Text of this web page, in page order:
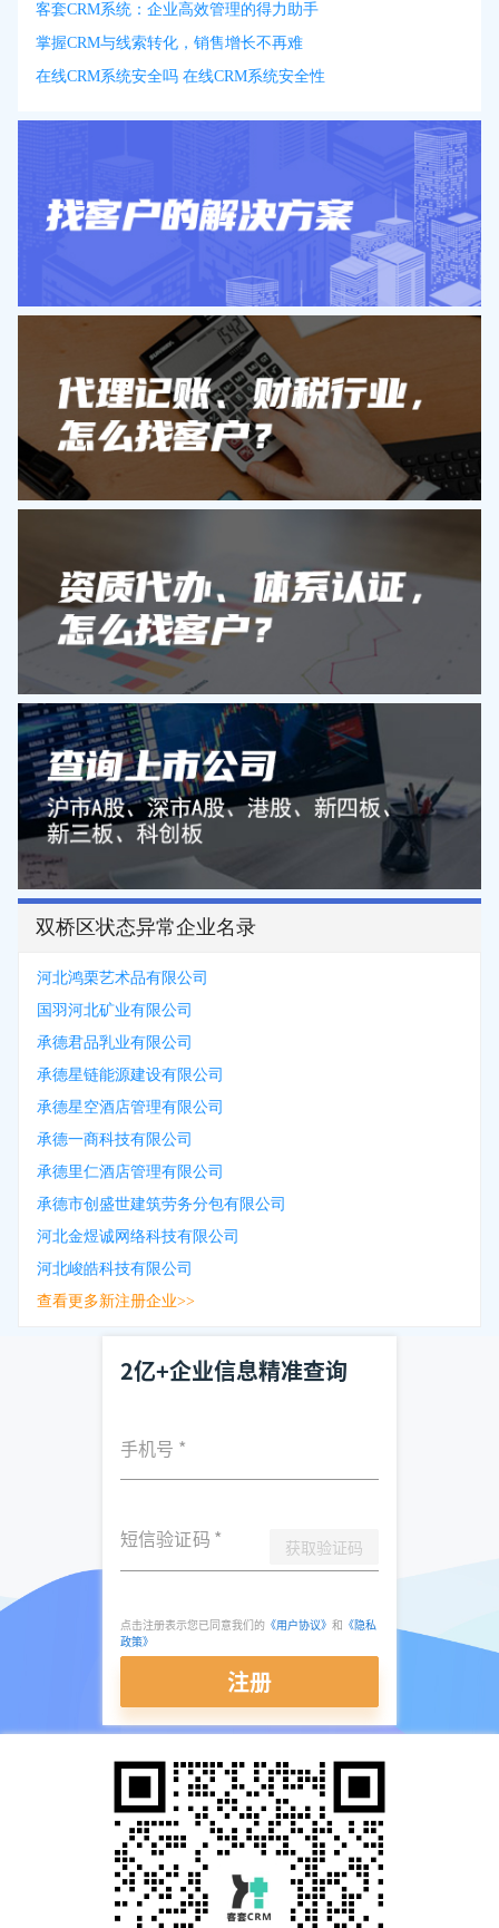
客套CRM系统：企业高效管理的得力助手
掌握CRM与线索转化，销售增长不再难
在线CRM系统安全吗 在线CRM系统安全性
双桥区状态异常企业名录
河北鸿栗艺术品有限公司
国羽河北矿业有限公司
承德君品乳业有限公司
承德星链能源建设有限公司
承德星空酒店管理有限公司
承德一商科技有限公司
承德里仁酒店管理有限公司
承德市创盛世建筑劳务分包有限公司
河北金煜诚网络科技有限公司
河北峻皓科技有限公司
查看更多新注册企业>>
2亿+企业信息精准查询
手机号 *
短信验证码 * 获取验证码
点击注册表示您已同意我们的 《用户协议》 和 《隐私
政策》
注册